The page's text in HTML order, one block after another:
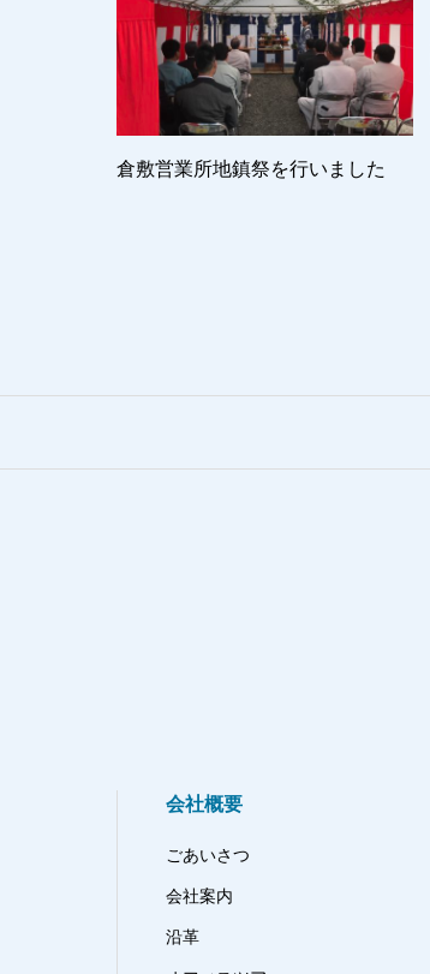
倉敷営業所地鎮祭を行いました
会社概要
ごあいさつ
会社案内
沿革